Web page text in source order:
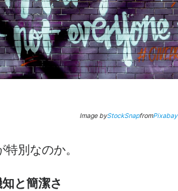
Image byStockSnapfromPixabay
別なのか。
と簡潔さ